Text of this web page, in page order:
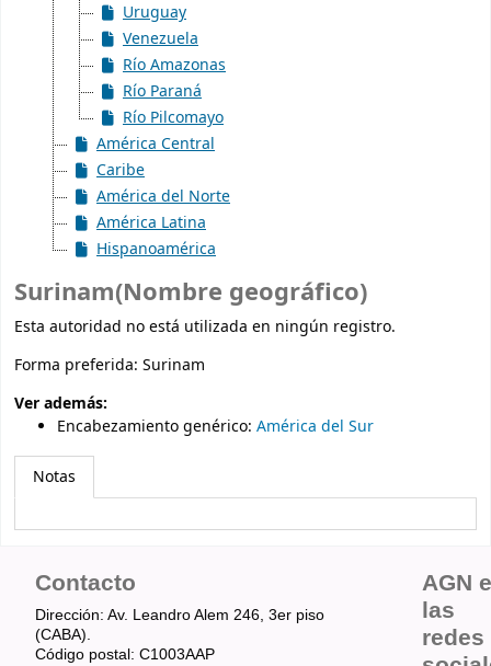
Uruguay
Venezuela
Río Amazonas
Río Paraná
Río Pilcomayo
América Central
Caribe
América del Norte
América Latina
Hispanoamérica
Surinam(Nombre geográfico)
Esta autoridad no está utilizada en ningún registro.
Forma preferida: Surinam
Ver además:
Encabezamiento genérico: América del Sur
Notas
Contacto
Dirección: Av. Leandro Alem 246, 3er piso
(CABA).
Código postal: C1003AAP
AGN
las
redes